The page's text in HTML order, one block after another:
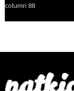
column 88